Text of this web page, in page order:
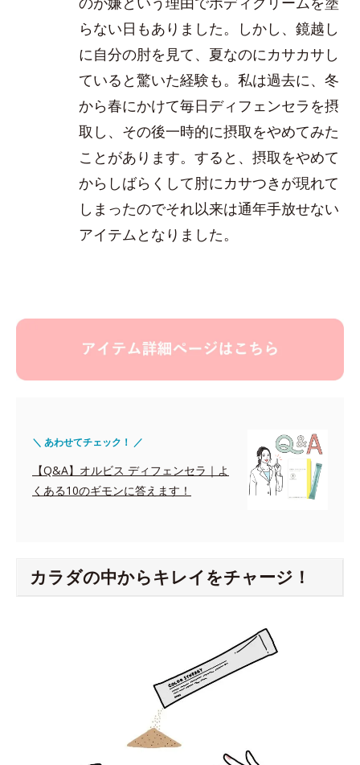
らない日もありました。しかし、鏡越し
に自分の肘を見て、夏なのにカサカサし
ていると驚いた経験も。私は過去に、冬
から春にかけて毎日ディフェンセラを摂
取し、その後一時的に摂取をやめてみた
ことがあります。すると、摂取をやめて
からしばらくして肘にカサつきが現れて
しまったのでそれ以来は通年手放せない
アイテムとなりました。
＼ あわせてチェック！ ／
【Q&A】オルビス ディフェンセラ｜よ
くある10のギモンに答えます！
カラダの中からキレイをチャージ！